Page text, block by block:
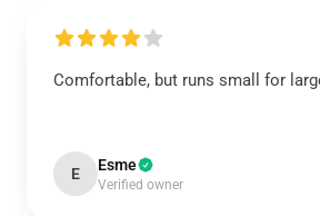
Comfortable, but runs small for
E Esme
Verified owner